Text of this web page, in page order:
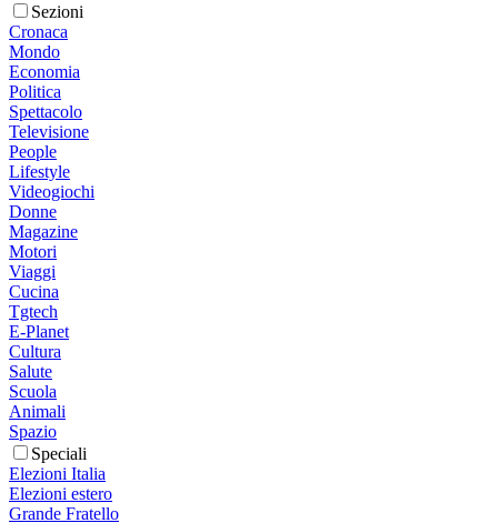
Sezioni
Cronaca
Mondo
Economia
Politica
Spettacolo
Televisione
People
Lifestyle
Videogiochi
Donne
Magazine
Motori
Viaggi
Cucina
Tgtech
E-Planet
Cultura
Salute
Scuola
Animali
Spazio
Speciali
Elezioni Italia
Elezioni estero
Grande Fratello